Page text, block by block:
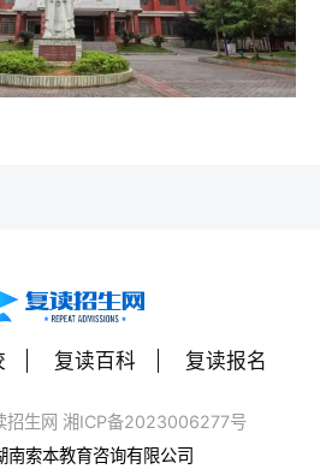
复读百科 复读报名
生网 湘ICP备2023006277号
南索本教育咨询有限公司